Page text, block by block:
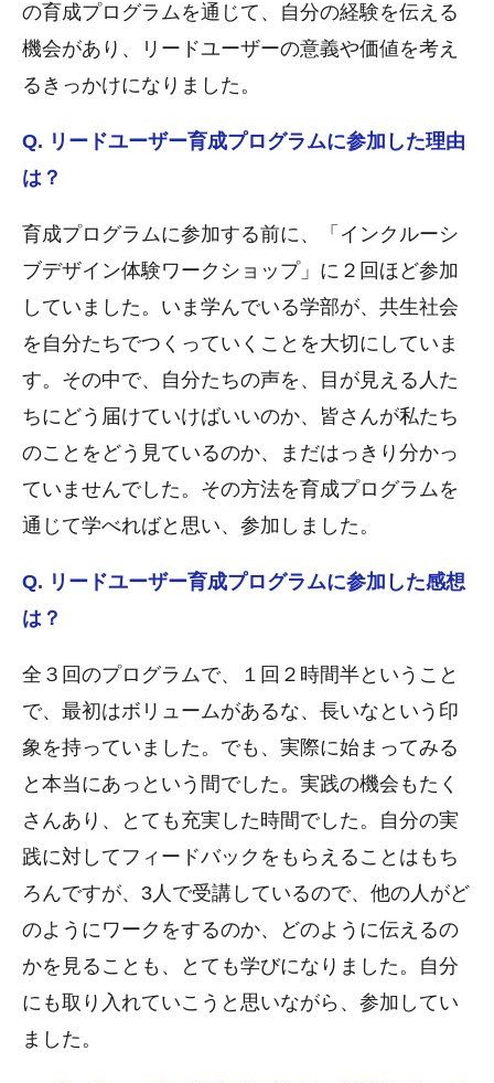
の育成プログラムを通じて、自分の経験を伝える
機会があり、リードユーザーの意義や価値を考え
るきっかけになりました。
Q. リードユーザー育成プログラムに参加した理由
は？
育成プログラムに参加する前に、「インクルーシ
ブデザイン体験ワークショップ」に２回ほど参加
していました。いま学んでいる学部が、共生社会
を自分たちでつくっていくことを大切にしていま
す。その中で、自分たちの声を、目が見える人た
ちにどう届けていけばいいのか、皆さんが私たち
のことをどう見ているのか、まだはっきり分かっ
ていませんでした。その方法を育成プログラムを
通じて学べればと思い、参加しました。
Q. リードユーザー育成プログラムに参加した感想
は？
全３回のプログラムで、１回２時間半ということ
で、最初はボリュームがあるな、長いなという印
象を持っていました。でも、実際に始まってみる
と本当にあっという間でした。実践の機会もたく
さんあり、とても充実した時間でした。自分の実
践に対してフィードバックをもらえることはもち
ろんですが、3人で受講しているので、他の人がど
のようにワークをするのか、どのように伝えるの
かを見ることも、とても学びになりました。自分
にも取り入れていこうと思いながら、参加してい
ました。